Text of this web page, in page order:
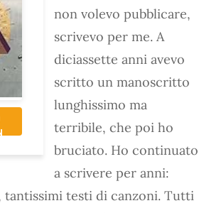
non volevo pubblicare,
scrivevo per me. A
diciassette anni avevo
scritto un manoscritto
lunghissimo ma
terribile, che poi ho
bruciato. Ho continuato
a scrivere per anni:
tantissimi testi di canzoni. Tutti